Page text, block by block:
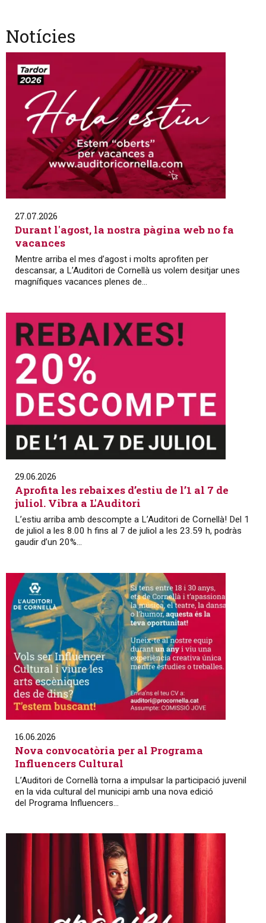
Notícies
27.07.2026
Durant l'agost, la nostra pàgina web no fa
vacances
Mentre arriba el mes d’agost i molts aprofiten per
descansar, a L’Auditori de Cornellà us volem desitjar unes
magnífiques vacances plenes de...
29.06.2026
Aprofita les rebaixes d’estiu de l’1 al 7 de
juliol. Vibra a L'Auditori
L’estiu arriba amb descompte a L’Auditori de Cornellà! Del 1
de juliol a les 8.00 h fins al 7 de juliol a les 23.59 h, podràs
gaudir d’un 20%...
16.06.2026
Nova convocatòria per al Programa
Influencers Cultural
L’Auditori de Cornellà torna a impulsar la participació juvenil
en la vida cultural del municipi amb una nova edició
del Programa Influencers...